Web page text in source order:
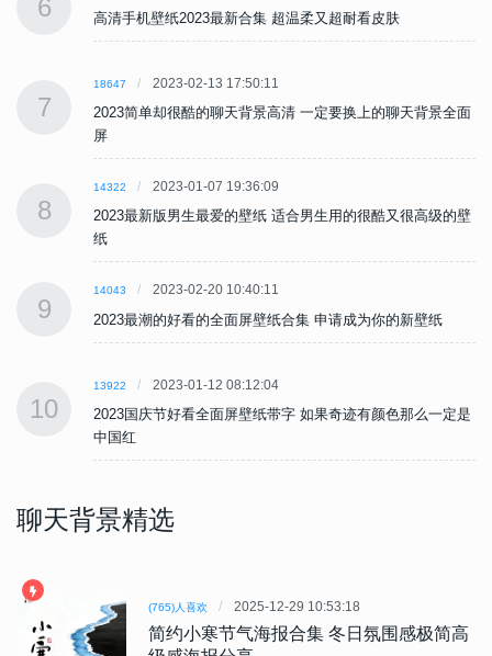
6 高清手机壁纸2023最新合集 超温柔又超耐看皮肤
7
18647 2023-02-13 17:50:11
2023简单却很酷的聊天背景高清 一定要换上的聊天背景全面
屏
8
14322 2023-01-07 19:36:09
2023最新版男生最爱的壁纸 适合男生用的很酷又很高级的壁
纸
9
14043 2023-02-20 10:40:11
2023最潮的好看的全面屏壁纸合集 申请成为你的新壁纸
10
13922 2023-01-12 08:12:04
2023国庆节好看全面屏壁纸带字 如果奇迹有颜色那么一定是
中国红
聊天背景精选
(765)人喜欢 2025-12-29 10:53:18
简约小寒节气海报合集 冬日氛围感极简高